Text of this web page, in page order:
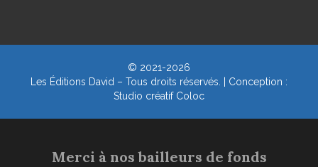
© 2021-2026
Les Éditions David – Tous droits réservés. | Conception :
Studio créatif Coloc
Merci à nos bailleurs de fonds